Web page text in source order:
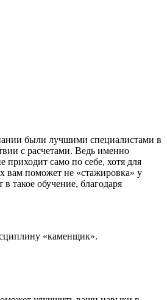
были лучшими специалистами в
с расчетами. Ведь именно
само по себе, хотя для
вам поможет не «стажировка» у
такое обучение, благодаря
«каменщик».